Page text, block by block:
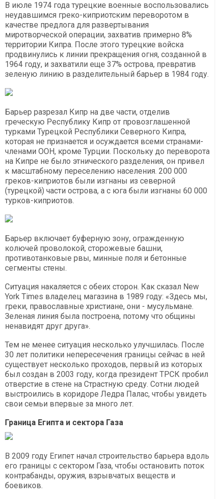
В июле 1974 года турецкие военные воспользовались
неудавшимся греко-киприотским переворотом в
качестве предлога для развертывания
миротворческой операции, захватив примерно 8%
территории Кипра. После этого турецкие войска
продвинулись к линии прекращения огня, созданной в
1964 году, и захватили еще 37% острова, превратив
зеленую линию в разделительный барьер в 1984 году.
Барьер разрезал Кипр на две части, отделив
греческую Республику Кипр от провозглашенной
турками Турецкой Республики Северного Кипра,
которая не признается и осуждается всеми странами-
членами ООН, кроме Турции. Поскольку до переворота
на Кипре не было этнического разделения, он привел
к масштабному переселению населения. 200 000
греков-киприотов были изгнаны из северной
(турецкой) части острова, а с юга были изгнаны 60 000
турков-киприотов.
Барьер включает буферную зону, огражденную
колючей проволокой, сторожевые башни,
противотанковые рвы, минные поля и бетонные
сегменты стены.
Ситуация накаляется с обеих сторон. Как сказал New
York Times владелец магазина в 1989 году: «Здесь мы,
греки, православные христиане, они - мусульмане.
Зеленая линия была построена, потому что общины
ненавидят друг друга».
Тем не менее ситуация несколько улучшилась. После
30 лет политики непересечения границы сейчас в ней
существует несколько проходов, первый из которых
был создан в 2003 году, когда президент ТРСК пробил
отверстие в стене на Страстную среду. Сотни людей
выстроились в коридоре Ледра Палас, чтобы увидеть
свои семьи впервые за много лет.
Граница Египта и сектора Газа
В 2009 году Египет начал строительство барьера вдоль
его границы с сектором Газа, чтобы остановить поток
контрабанды, оружия, взрывчатых веществ и
боевиков.